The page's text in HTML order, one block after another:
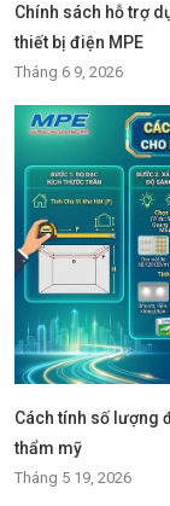
Chính sách hỗ trợ
thiết bị điện MPE
Tháng 6 9, 2026
Cách tính số lượng
thẩm mỹ
Tháng 5 19, 2026